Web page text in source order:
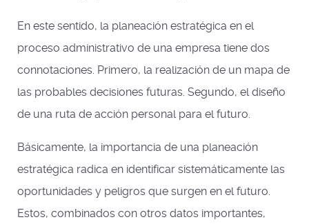
En este sentido, la planeación estratégica en el
proceso administrativo de una empresa tiene dos
connotaciones. Primero, la realización de un mapa de
las probables decisiones futuras. Segundo, el diseño
de una ruta de acción personal para el futuro.
Básicamente, la importancia de una planeación
estratégica radica en identificar sistemáticamente las
oportunidades y peligros que surgen en el futuro.
Estos, combinados con otros datos importantes,